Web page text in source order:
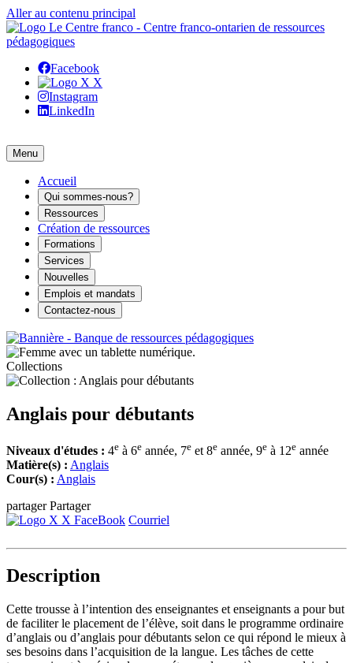
Aller au contenu principal
Facebook
X
Instagram
LinkedIn
Menu
Accueil
Qui sommes-nous?
Ressources
Création de ressources
Formations
Services
Nouvelles
Emplois et mandats
Contactez-nous
Collections
Anglais pour débutants
Niveaux d'études : 4e à 6e année, 7e et 8e année, 9e à 12e année
Matière(s) : Anglais
Cour(s) : Anglais
partagerPartager
X FaceBook Courriel
Description
Cette trousse à l’intention des enseignantes et enseignants a pour but
de faciliter le placement de l’élève, soit dans le programme ordinaire
d’anglais ou d’anglais pour débutants selon ce qui répond le mieux à
ses besoins dans l’acquisition de la langue. Les tâches de cette